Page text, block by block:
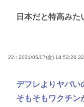
日本だと特高みた
22 : 2021/05/07(金) 18:53:26.32
デフレよりヤバい
そもそもワクチン